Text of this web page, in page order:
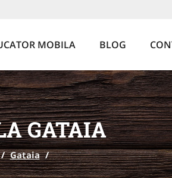
MOBILA BLOG
GATAIA
Gataia /